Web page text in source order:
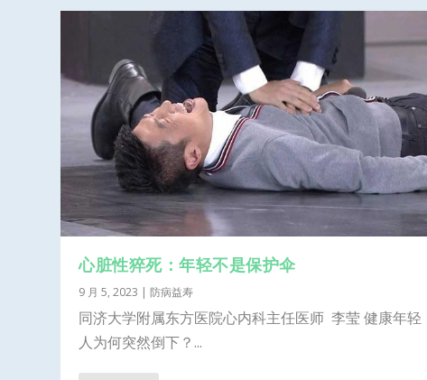
心脏性猝死：年轻不是保护伞
9 月 5, 2023 |防病益寿
同济大学附属东方医院心内科主任医师 李莹 健康年轻
人为何突然倒下？...